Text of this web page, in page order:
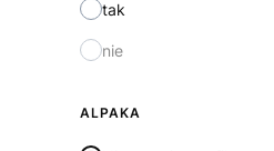
tak
nie
ALPAKA